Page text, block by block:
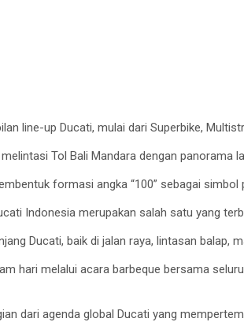
line-up Ducati, mulai dari Superbike,
Tol Bali Mandara dengan panorama
formasi angka “100” sebagai
Indonesia merupakan salah satu yang
Ducati, baik di jalan raya, lintasan balap,
hari melalui acara barbeque bersama
dari agenda global Ducati yang